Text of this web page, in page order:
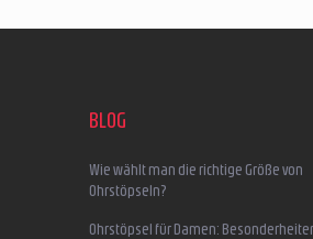
t
i
s
e
BLOG
Wie wählt man die richtige Größe von
Ohrstöpseln?
Ohrstöpsel für Damen: